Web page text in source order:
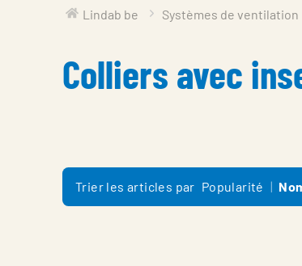
Lindab be Systèmes de ventilation
Colliers avec
Trier les articles par Popularité